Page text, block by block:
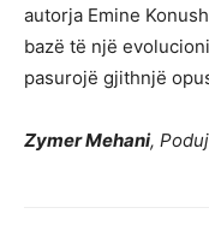
autorja Emine
bazë të një
pasurojë gjithnjë
Zymer Mehani,